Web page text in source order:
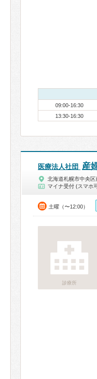
09:00-16:30
13:30-16:30
医療法人社団 産
北海道札幌市中央区
マイナ受付 (スマホ
土曜（〜12:00）
診療所